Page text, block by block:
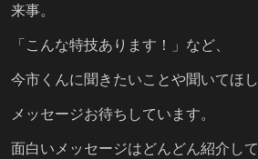
来事。
「こんな特技あります！」など、
今市くんに聞きたいことや聞いてほ
メッセージお待ちしています。
面白いメッセージはどんどん紹介して